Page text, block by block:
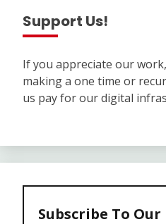
Support Us!
If you appreciate our
making a one time or
us pay for our digital
Subscribe To Our